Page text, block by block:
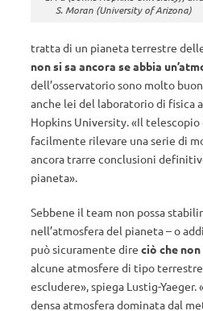
S. Moran (University of Arizona)
tratta di un pianeta terrestre
non si sa ancora se abbia
dell’osservatorio sono molto
anche lei del laboratorio di fisica
Hopkins University. «Il
facilmente rilevare una serie di
ancora trarre conclusioni
pianeta».
Sebbene il team non possa
nell’atmosfera del pianeta – o
può sicuramente dire ciò che
alcune atmosfere di tipo
escludere», spiega Lustig-Yaeger.
densa atmosfera dominata dal